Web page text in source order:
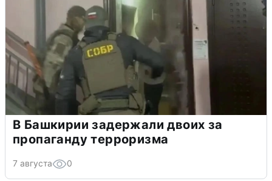
В Башкирии задержали двоих за
пропаганду терроризма
7 августа 0